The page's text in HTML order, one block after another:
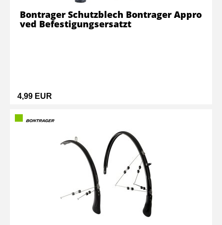
4,99 EUR
Bontrager Schutzblech Bontrager Appro
ved Befestigungsersatzt